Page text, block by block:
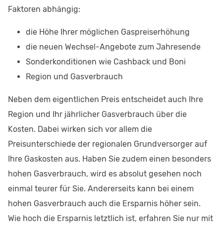
Faktoren abhängig:
die Höhe Ihrer möglichen Gaspreiserhöhung
die neuen Wechsel-Angebote zum Jahresende
Sonderkonditionen wie Cashback und Boni
Region und Gasverbrauch
Neben dem eigentlichen Preis entscheidet auch Ihre
Region und Ihr jährlicher Gasverbrauch über die
Kosten. Dabei wirken sich vor allem die
Preisunterschiede der regionalen Grundversorger auf
Ihre Gaskosten aus. Haben Sie zudem einen besonders
hohen Gasverbrauch, wird es absolut gesehen noch
einmal teurer für Sie. Andererseits kann bei einem
hohen Gasverbrauch auch die Ersparnis höher sein.
Wie hoch die Ersparnis letztlich ist, erfahren Sie nur mit